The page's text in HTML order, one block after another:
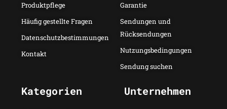
Produktpflege
Häufig gestellte Fragen
Datenschutzbestimmungen
Kontakt
Garantie
Sendungen und
Rücksendungen
Nutzungsbedingungen
Sendung suchen
Kategorien Unternehmen